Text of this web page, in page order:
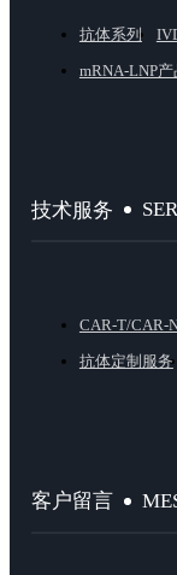
抗体系列
mRNA-LNP产
技术服务
CAR-T/CAR-
抗体定制服务
客户留言